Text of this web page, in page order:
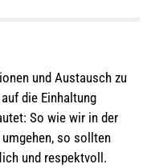
und Austausch zu
die Einhaltung
So wie wir in der
so sollten
und respektvoll.